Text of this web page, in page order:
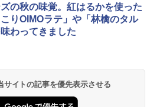
ープ 過熱水蒸気 オーブンレンジ 23
1段調理 ブラック RE-WF232-B シンプ
操作 コンパクト 一人暮らし 二人暮ら
らくチン!（絶対湿度）センサー ノン
の秋の味覚。紅はるかを使った
こりOIMOラテ」や「林檎のタル
味わってきました
イトの記事を優先表示させる